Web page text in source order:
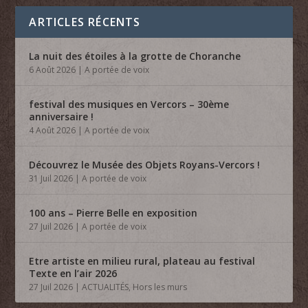
ARTICLES RÉCENTS
La nuit des étoiles à la grotte de Choranche
6 Août 2026 |A portée de voix
festival des musiques en Vercors – 30ème
anniversaire !
4 Août 2026 |A portée de voix
Découvrez le Musée des Objets Royans-Vercors !
31 Juil 2026 |A portée de voix
100 ans – Pierre Belle en exposition
27 Juil 2026 |A portée de voix
Etre artiste en milieu rural, plateau au festival
Texte en l’air 2026
27 Juil 2026 |ACTUALITÉS, Hors les murs